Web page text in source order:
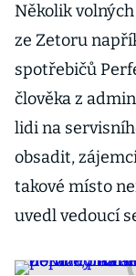
Několik
ze Zetoru
spotřebičů
člověka z
lidi na
obsadit,
takové místo
uvedl vedoucí